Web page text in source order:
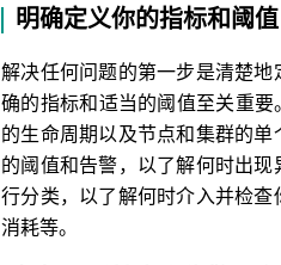
明确定义你的指标和阈值
解决任何问题的第一步是清楚
确的指标和适当的阈值至关重要
的生命周期以及节点和集群的
的阈值和告警，以了解何时出
行分类，以了解何时介入并检查
消耗等。